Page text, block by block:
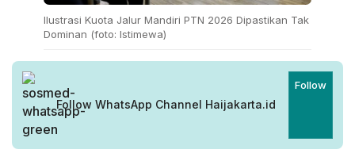
Ilustrasi Kuota Jalur Mandiri PTN 2026 Dipastikan Tak
Dominan (foto: Istimewa)
Follow WhatsApp Channel Haijakarta.id
Follow